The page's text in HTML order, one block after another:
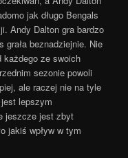
jak długo Bengals
Andy Dalton gra bardzo
grała beznadziejnie. Nie
ze swoich
sezonie powoli
ale raczej nie na tyle
lepszym
jeszcze jest zbyt
jakiś wpływ w tym